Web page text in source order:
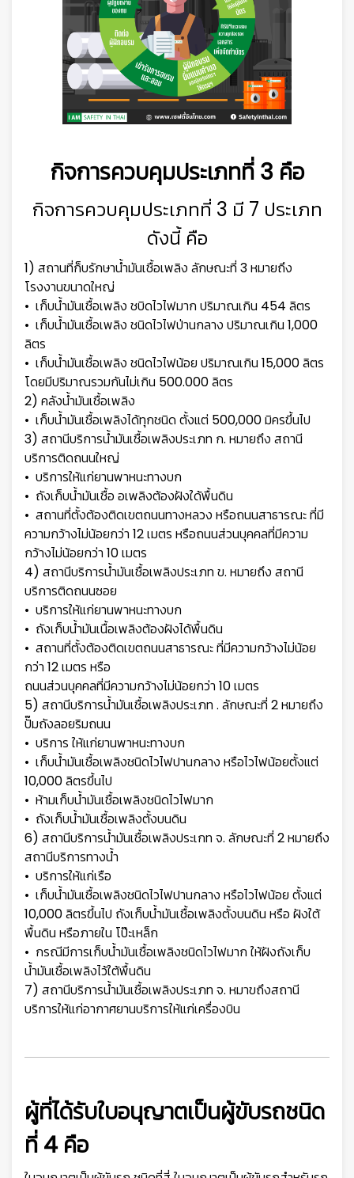
กิจการควบคุมประเภทที่ 3 คือ
กิจการควบคุมประเภทที่ 3 มี 7 ประเภท
ดังนี้ คือ
1) สถานที่ก็บรักษาน้ำมันเชื้อเพลิง ลักษณะที่ 3 หมายถึง
โรงงานขนาดใหญ่
• เก็บน้ำมันเชื้อเพลิง ชบิดไวไฟมาก ปริมาณเกิน 454 ลิตร
• เก็บน้ำมันเชื้อเพลิง ชนิดไวไฟป่านกลาง ปริมาณเกิน 1,000
ลิตร
• เก็บน้ำมันเชื้อเพลิง ชนิดไวไฟน้อย ปริมาณเกิน 15,000 ลิตร
โดยมีปริมาณรวมกันไม่เกิน 500.000 ลิตร
2) คลังน้ำมันเชื้อเพลิง
• เก็บน้ำมันเชื้อเพลิงได้ทุกชนิด ตั้งแต่ 500,000 มิครขึ้นไป
3) สถานีบริการน้ำมันเชื้อเพลิงประเภท ก. หมายถึง สถานี
บริการติดถนนใหญ่
• บริการให้แก่ยานพาหนะทางบก
• ถังเก็บน้ำมันเชื้อ อเพลิงต้องฝังใด้พื้นดิน
• สถานที่ตั้งต้องติดเขตถนนทางหลวง หรือถนนสาธารณะ ที่มี
ความกว้างไม่น้อยกว่า 12 เมตร หรือถนนส่วนบุคคลที่มีความ
กว้างไม่น้อยกว่า 10 เมตร
4) สถานีบริการน้ำมันเชื้อเพลิงประเภท ข. หมายถึง สถานี
บริการติดถนนซอย
• บริการให้แก่ยานพาหนะทางบก
• ถังเก็บน้ำมันเนื้อเพลิงต้องฝังได้พื้นดิน
• สถานที่ตั้งต้องติดเขตถนนสาธารณะ ที่มีความกว้างไม่น้อย
กว่า 12 เมตร หรือ
ถนนส่วนบุคคลที่มีความกว้างไม่น้อยกว่า 10 เมตร
5) สถานีบริการน้ำมันเชื้อเพลิงประเภท . ลักษณะที่ 2 หมายถึง
ปั๊มถังลอยริมถนน
• บริการ ให้แก่ยานพาหนะทางบก
• เก็บน้ำมันเชื้อเพลิงชนิดไวไฟปานกลาง หรือไวไฟน้อยตั้งแต่
10,000 ลิตรขึ้นไป
• ห้ามเก็บน้ำมันเชื้อเพลิงชนิดไวไฟมาก
• ถังเก็บน้ำมันเชื้อเพลิงตั้งบนดิน
6) สถานีบริการน้ำมันเชื้อเพลิงประเกท จ. ลักษณะที่ 2 หมายถึง
สถานีบริการทางน้ำ
• บริการให้แก่เรือ
• เก็บน้ำมันเชื้อเพลิงชนิดไวไฟปานกลาง หรือไวไฟน้อย ตั้งแต่
10,000 ลิตรขึ้นไป ถังเก็บน้ำมันเชื้อเพลิงตั้งบนดิน หรือ ฝังใต้
พื้นดิน หรือภายใน โป๊ะเหล็ก
• กรณีมีการเก็บน้ำมันเชื้อเพลิงชนิดไวไฟมาก ให้ฝังถังเก็บ
น้ำมันเชื้อเพลิงไว้ใต้พื้นดิน
7) สถานีบริการน้ำมันเชื้อเพลิงประเภท จ. หมาขถึงสถานี
บริการให้แก่อากาศยานบริการให้แก่เครื่องบิน
ผู้ที่ได้รับใบอนุญาตเป็นผู้ขับรถชนิด
ที่ 4 คือ